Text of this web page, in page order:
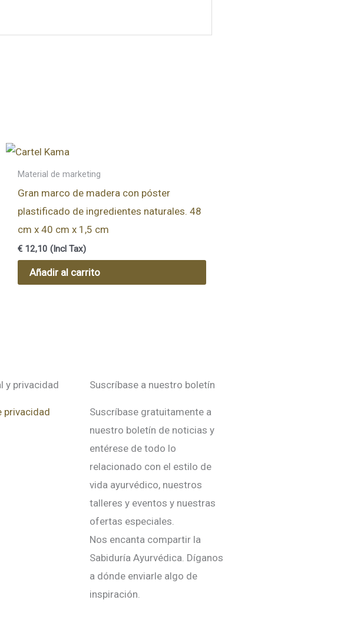
Material de marketing
Gran marco de madera con póster
plastificado de ingredientes naturales. 48
cm x 40 cm x 1,5 cm
€ 12,10 (Incl Tax)
Añadir al carrito
y privacidad
privacidad
Suscríbase a nuestro boletín
Suscríbase gratuitamente a
nuestro boletín de noticias y
entérese de todo lo
relacionado con el estilo de
vida ayurvédico, nuestros
talleres y eventos y nuestras
ofertas especiales.
Nos encanta compartir la
Sabiduría Ayurvédica. Díganos
a dónde enviarle algo de
inspiración.